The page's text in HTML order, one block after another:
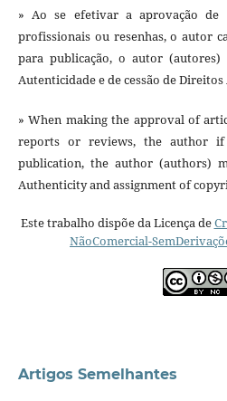
» Ao se efetivar a aprovação de
profissionais ou resenhas, o autor
para publicação, o autor (autores)
Autenticidade e de cessão de
» When making the approval of
reports or reviews, the author
publication, the author (authors)
Authenticity and assignment of
Este trabalho dispõe da Licença de
NãoComercial-
Artigos Semelhantes